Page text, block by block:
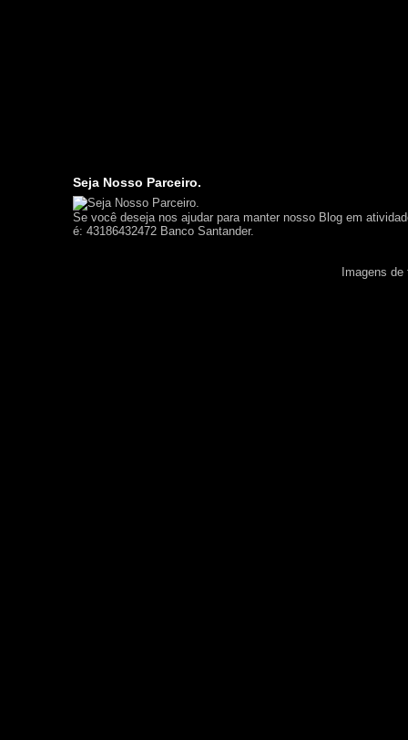
Seja Nosso Parceiro.
Se você deseja nos ajudar para manter nosso Blog em
é: 43186432472 Banco Santander.
Imagens